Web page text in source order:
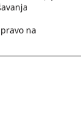
у
na